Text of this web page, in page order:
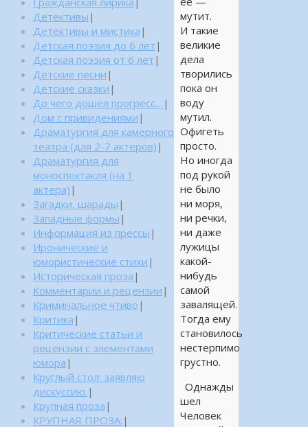
мутит.
И такие
великие
дела
творились
пока он
воду
мутил.
Офигеть
просто.
Но иногда
под рукой
не было
ни моря,
ни речки,
ни даже
лужицы
какой-
нибудь
самой
завалящей.
Тогда ему
становилось
нестерпимо
грустно.
Однажды
шел
Человек
Детективы |
Детективы и мистика |
Детская поэзия до 6 лет |
Детская поэзия от 6 лет |
Детские песни |
Детские сказки |
До чего дошел прогресс… |
Дом с привидениями |
Драматургия для камерного
театра (для 2-7 актеров) |
Драматургия для
моноспектакля (на 1
актера) |
Загадки, шарады |
Западные формы |
Информация из прессы |
Иронические и
юмористические стихи |
Историческая проза |
Комментарии и рецензии |
Криминальное чтиво |
Критика |
Критические статьи и
рецензии с элементами
юмора |
Круглый стол: заявляю
дискуссию. |
Крупная проза |
КРУПНАЯ ПРОЗА: |